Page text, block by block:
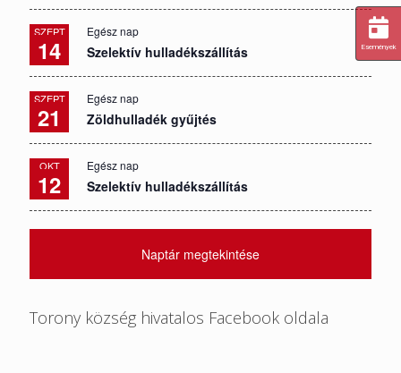
SZEPT
14
Egész nap
Szelektív hulladékszállítás
SZEPT
21
Egész nap
Zöldhulladék gyűjtés
OKT
12
Egész nap
Szelektív hulladékszállítás
Naptár megtekintése
Torony község hivatalos Facebook oldala
Események